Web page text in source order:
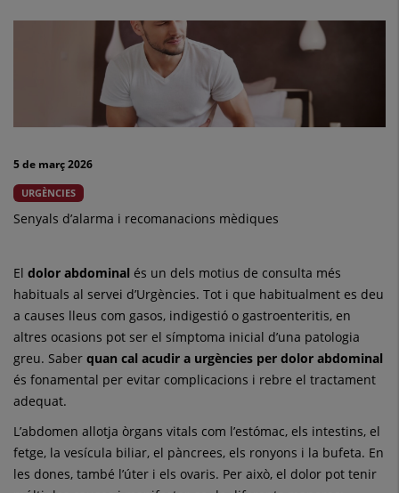
urgències
abdominal?
5 de març 2026
URGÈNCIES
Senyals d’alarma i recomanacions mèdiques
El dolor abdominal és un dels motius de consulta més
habituals al servei d’Urgències. Tot i que habitualment es deu
a causes lleus com gasos, indigestió o gastroenteritis, en
altres ocasions pot ser el símptoma inicial d’una patologia
greu. Saber quan cal acudir a urgències per dolor abdominal
és fonamental per evitar complicacions i rebre el tractament
adequat.
L’abdomen allotja òrgans vitals com l’estómac, els intestins, el
fetge, la vesícula biliar, el pàncrees, els ronyons i la bufeta. En
les dones, també l’úter i els ovaris. Per això, el dolor pot tenir